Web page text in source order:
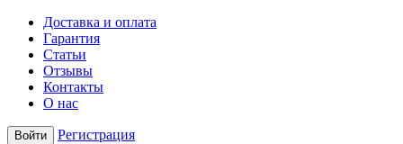
Доставка и оплата
Гарантия
Статьи
Отзывы
Контакты
О нас
Войти
Регистрация